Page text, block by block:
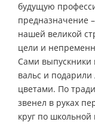
будущую
предназначение
нашей великой
цели и
Сами
вальс и
цветами. По
звенел в руках
круг по